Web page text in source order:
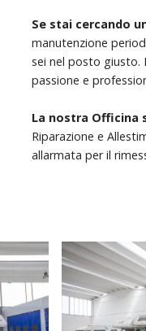
Se stai cercando
manutenzione
sei nel posto giusto.
passione e
La nostra Officina
Riparazione e
allarmata per il